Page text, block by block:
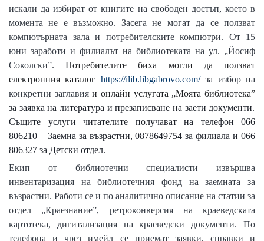
искали да избират от книгите на свободен достъп, което в
момента не е възможно. Засега не могат да се ползват
компютърната зала и потребителските компютри. От 15
юни заработи и филиалът на библиотеката на ул. „Йосиф
Соколски”.
Потребителите биха могли да ползват
електронния каталог https://ilib.libgabrovo.com/за избор на
конкретни заглавияи онлайн услугата „Моята библиотека”
за заявка на литература и презаписване на заети документи.
Същите услуги читателите получават на телефон 066
806210 – Заемна за възрастни, 0878649754 за филиала и 066
806327 за Детски отдел.
Екип от библиотечни специалисти извършва
инвентаризация на библиотечния фонд на заемната за
възрастни. Работи се и по аналитично описание на статии за
отдел „Краезнание”, ретроконверсия на краеведската
картотека, дигитализация на краеведски документи. По
телефона и чрез имейл се приемат заявки, справки и